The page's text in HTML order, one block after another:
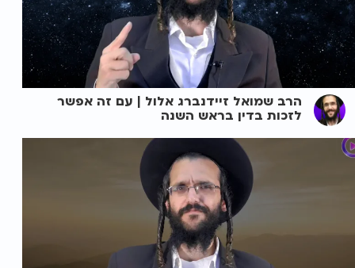
הרב שמואל זיידנברג אלול | עם זה אפשר
לזכות בדין בראש השנה